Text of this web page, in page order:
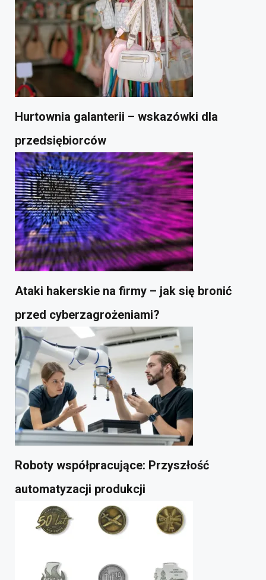
Hurtownia galanterii – wskazówki dla
przedsiębiorców
Ataki hakerskie na firmy – jak się bronić
przed cyberzagrożeniami?
Roboty współpracujące: Przyszłość
automatyzacji produkcji